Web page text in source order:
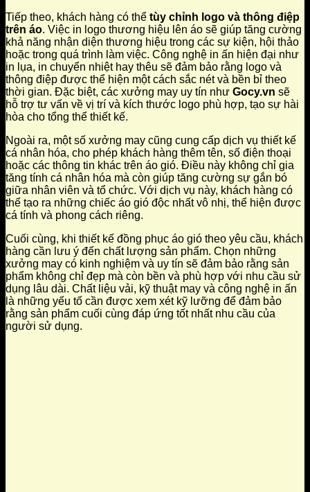
Tiếp theo, khách hàng có thể tùy chỉnh logo và thông điệp
trên áo. Việc in logo thương hiệu lên áo sẽ giúp tăng cường
khả năng nhận diện thương hiệu trong các sự kiện, hội thảo
hoặc trong quá trình làm việc. Công nghệ in ấn hiện đại như
in lụa, in chuyển nhiệt hay thêu sẽ đảm bảo rằng logo và
thông điệp được thể hiện một cách sắc nét và bền bỉ theo
thời gian. Đặc biệt, các xưởng may uy tín như Gocy.vn sẽ
hỗ trợ tư vấn về vị trí và kích thước logo phù hợp, tạo sự hài
hòa cho tổng thể thiết kế.
Ngoài ra, một số xưởng may cũng cung cấp dịch vụ thiết kế
cá nhân hóa, cho phép khách hàng thêm tên, số điện thoại
hoặc các thông tin khác trên áo gió. Điều này không chỉ gia
tăng tính cá nhân hóa mà còn giúp tăng cường sự gắn bó
giữa nhân viên và tổ chức. Với dịch vụ này, khách hàng có
thể tạo ra những chiếc áo gió độc nhất vô nhị, thể hiện được
cá tính và phong cách riêng.
Cuối cùng, khi thiết kế đồng phục áo gió theo yêu cầu, khách
hàng cần lưu ý đến chất lượng sản phẩm. Chọn những
xưởng may có kinh nghiệm và uy tín sẽ đảm bảo rằng sản
phẩm không chỉ đẹp mà còn bền và phù hợp với nhu cầu sử
dụng lâu dài. Chất liệu vải, kỹ thuật may và công nghệ in ấn
là những yếu tố cần được xem xét kỹ lưỡng để đảm bảo
rằng sản phẩm cuối cùng đáp ứng tốt nhất nhu cầu của
người sử dụng.